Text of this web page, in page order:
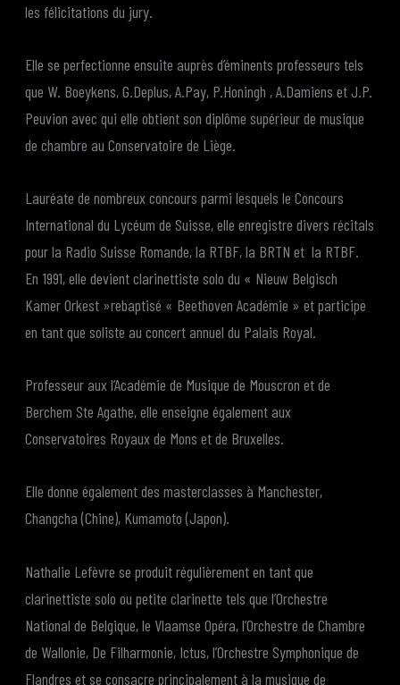
les félicitations du jury.
Elle se perfectionne ensuite auprès d’éminents professeurs tels
que W. Boeykens, G.Deplus, A.Pay, P.Honingh , A.Damiens et J.P.
Peuvion avec qui elle obtient son diplôme supérieur de musique
de chambre au Conservatoire de Liège.
Lauréate de nombreux concours parmi lesquels le Concours
International du Lycéum de Suisse, elle enregistre divers récitals
pour la Radio Suisse Romande, la RTBF, la BRTN et la RTBF.
En 1991, elle devient clarinettiste solo du « Nieuw Belgisch
Kamer Orkest »rebaptisé « Beethoven Académie » et participe
en tant que soliste au concert annuel du Palais Royal.
Professeur aux l’Académie de Musique de Mouscron et de
Berchem Ste Agathe, elle enseigne également aux
Conservatoires Royaux de Mons et de Bruxelles.
Elle donne également des masterclasses à Manchester,
Changcha (Chine), Kumamoto (Japon).
Nathalie Lefèvre se produit régulièrement en tant que
clarinettiste solo ou petite clarinette tels que l’Orchestre
National de Belgique, le Vlaamse Opéra, l’Orchestre de Chambre
de Wallonie, De Filharmonie, Ictus, l’Orchestre Symphonique de
Flandres et se consacre principalement à la musique de